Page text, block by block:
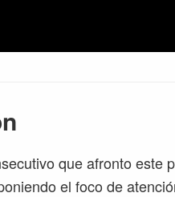
que afronto este
el foco de